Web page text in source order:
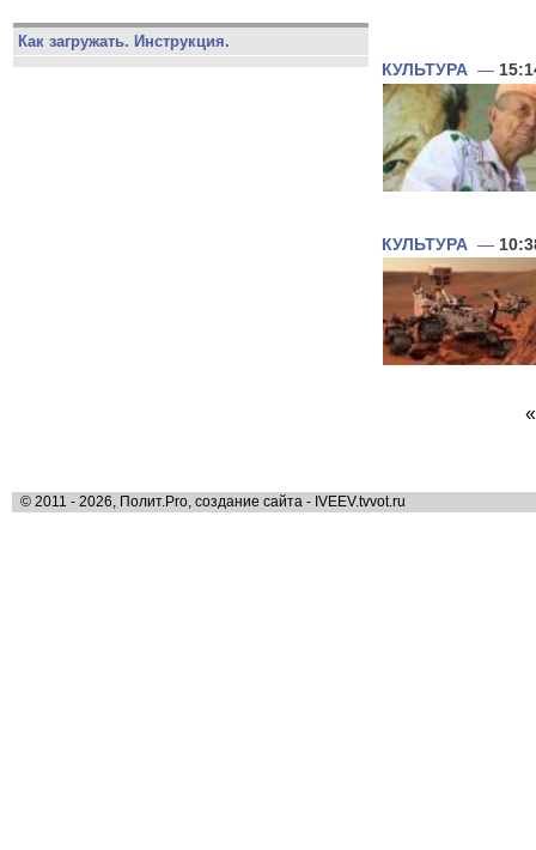
Как загружать. Инструкция.
КУЛЬТУРА —
КУЛЬТУРА —
«
© 2011 - 2026, Полит.Pro, создание сайта - IVEEV.tvvot.ru